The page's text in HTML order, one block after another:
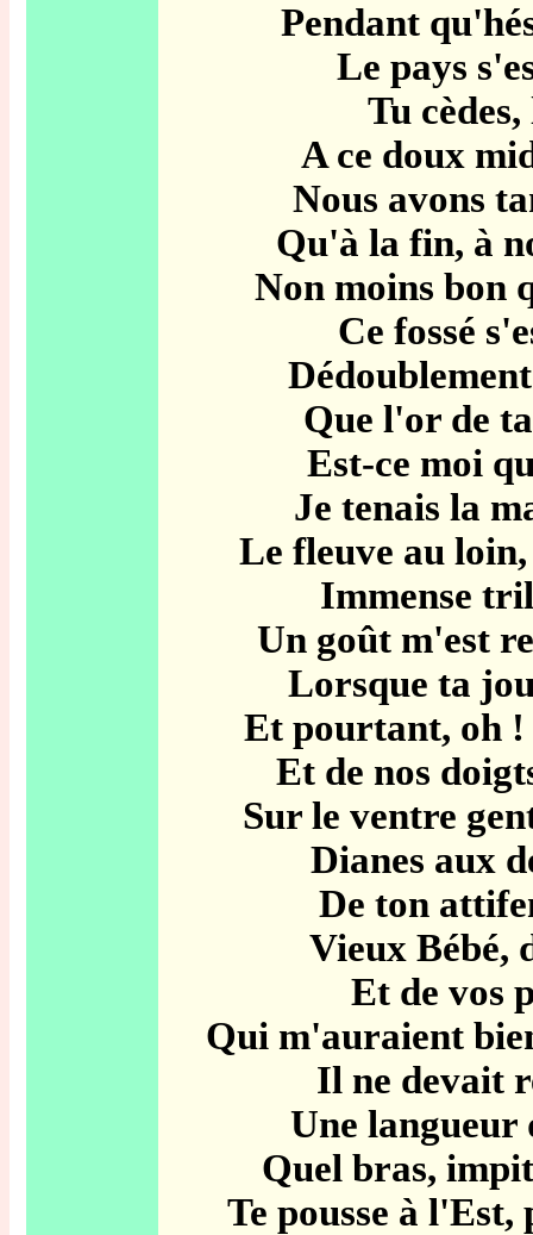
Pendant
Le pays
Tu
A ce doux
Nous avons
Qu'à la fin, à
Non moins bon
Ce fossé
Que l'or de
Est-ce moi
Je tenais la
Le fleuve au
Immense
Un goût m'est
Lorsque ta
Et pourtant, oh !
Et de nos
Sur le ventre
Dianes aux
De ton
Vieux Bébé,
Et de vos
Qui m'auraient
Il ne devait
Une langueur
Quel bras,
Te pousse à